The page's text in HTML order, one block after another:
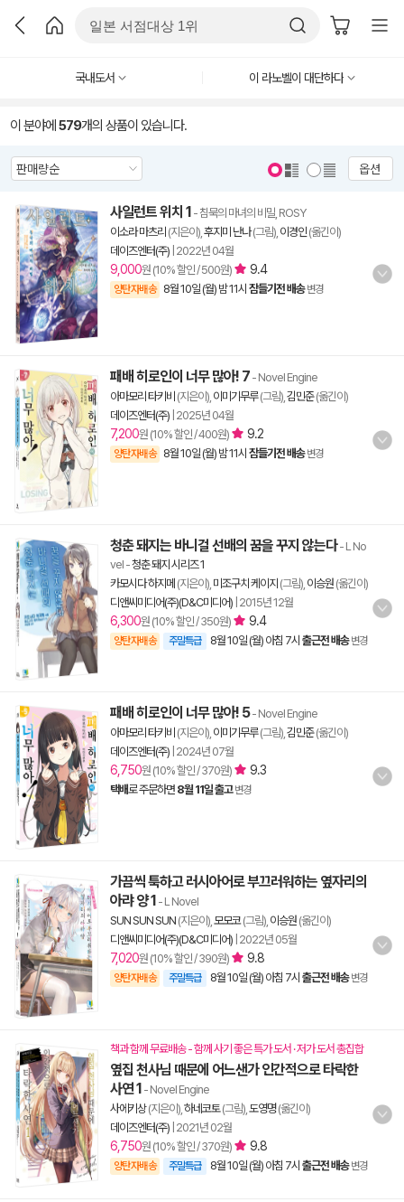
국내도서 이 라노벨이 대단하다
이 분야에 579개의 상품이 있습니다.
옵션
사일런트 위치 1 - 침묵의 마녀의 비밀, ROSY
이소라 마츠리 (지은이), 후지미 난나(그림), 이경인 (옮긴이)
데이즈엔터(주) 2022년 04월
9,000원 (10% 할인 / 500원) 9.4
양탄자배송 8월 10일 (월) 밤 11시 잠들기전 배송 변경
패배 히로인이 너무 많아! 7 - Novel Engine
아마모리 타키비 (지은이), 이미기무루(그림), 김민준(옮긴이)
데이즈엔터(주) 2025년 04월
7,200원 (10% 할인 / 400원) 9.2
양탄자배송 8월 10일 (월) 밤 11시 잠들기전 배송 변경
청춘 돼지는 바니걸 선배의 꿈을 꾸지 않는다- L No
vel -청춘 돼지 시리즈 1
카모시다 하지메 (지은이), 미조구치 케이지 (그림), 이승원 (옮긴이)
디앤씨미디어(주)(D&C미디어) 2015년 12월
6,300원 (10% 할인 / 350원) 9.4
양탄자배송 주말특급 8월 10일 (월) 아침 7시 출근전 배송 변경
패배 히로인이 너무 많아! 5- Novel Engine
아마모리 타키비 (지은이), 이미기무루(그림), 김민준(옮긴이)
데이즈엔터(주) 2024년 07월
6,750원 (10% 할인 / 370원) 9.3
택배로 주문하면 8월 11일 출고 변경
가끔씩 툭하고 러시아어로 부끄러워하는 옆자리의
아랴 양 1 - L Novel
SUN SUN SUN (지은이), 모모코(그림), 이승원 (옮긴이)
디앤씨미디어(주)(D&C미디어) 2022년 05월
7,020원 (10% 할인 / 390원) 9.8
양탄자배송 주말특급 8월 10일 (월) 아침 7시 출근전 배송 변경
책과 함께 무료배송 - 함께 사기 좋은 특가 도서 · 저가 도서 총집합
옆집 천사님 때문에 어느샌가 인간적으로 타락한
사연 1 - Novel Engine
사에키상(지은이), 하네코토(그림), 도영명(옮긴이)
데이즈엔터(주) 2021년 02월
6,750원 (10% 할인 / 370원) 9.8
양탄자배송 주말특급 8월 10일 (월) 아침 7시 출근전 배송 변경